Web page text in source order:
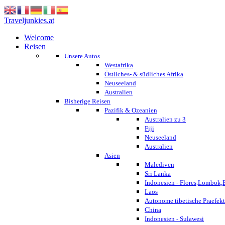
Traveljunkies.at
Welcome
Reisen
Unsere Autos
Westafrika
Östliches- & südliches Afrika
Neuseeland
Australien
Bisherige Reisen
Pazifik & Ozeanien
Australien zu 3
Fiji
Neuseeland
Australien
Asien
Malediven
Sri Lanka
Indonesien -
Laos
Autonome tibetische
China
Indonesien - Sulawesi